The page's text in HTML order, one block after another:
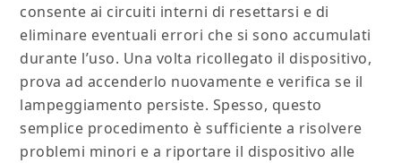
consente ai circuiti interni di resettarsi e di
eliminare eventuali errori che si sono accumulati
durante l’uso. Una volta ricollegato il dispositivo,
prova ad accenderlo nuovamente e verifica se il
lampeggiamento persiste. Spesso, questo
semplice procedimento è sufficiente a risolvere
problemi minori e a riportare il dispositivo alle